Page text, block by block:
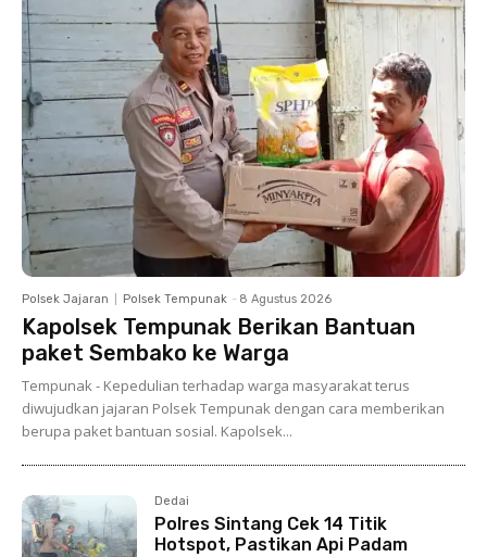
Polsek Jajaran Polsek Tempunak - 8 Agustus 2026
Kapolsek Tempunak Berikan Bantuan
paket Sembako ke Warga
Tempunak - Kepedulian terhadap warga masyarakat terus
diwujudkan jajaran Polsek Tempunak dengan cara memberikan
berupa paket bantuan sosial. Kapolsek...
Dedai
Polres Sintang Cek 14 Titik
Hotspot, Pastikan Api Padam